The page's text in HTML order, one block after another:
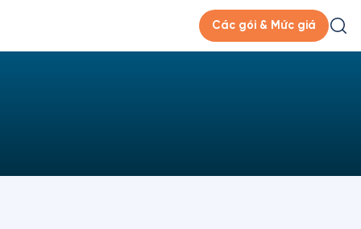
Các gói & Mức giá